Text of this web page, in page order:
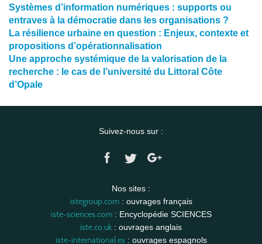
Systèmes d’information numériques : supports ou
entraves à la démocratie dans les organisations ?
La résilience urbaine en question : Enjeux, contexte et
propositions d’opérationnalisation
Une approche systémique de la valorisation de la
recherche : le cas de l’université du Littoral Côte
d’Opale
Suivez-nous sur :
Nos sites :
istegroup.com: ouvrages français
iste-sciences.com: Encyclopédie SCIENCES
iste.co.uk : ouvrages anglais
iste-international.es: ouvrages espagnols